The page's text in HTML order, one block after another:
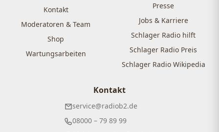
Kontakt
Moderatoren & Team
Shop
Wartungsarbeiten
Presse
Jobs & Karriere
Schlager Radio hilft
Schlager Radio Preis
Schlager Radio Wikipedia
Kontakt
service@radiob2.de
08000 – 79 89 99